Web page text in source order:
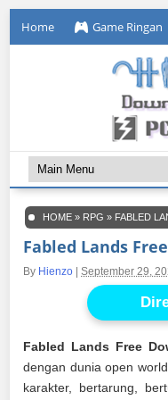
Home Game Ringan
HOME » RPG » FABLED
Fabled Lands
By Hienzo |September 29,
Fabled Lands Free
dengan dunia open
karakter, bertarung,